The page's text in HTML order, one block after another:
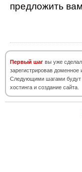
предложить
Первый шаг вы уже
зарегистрировав доменное
Следующими шагами будут
хостинга и создание сайта.